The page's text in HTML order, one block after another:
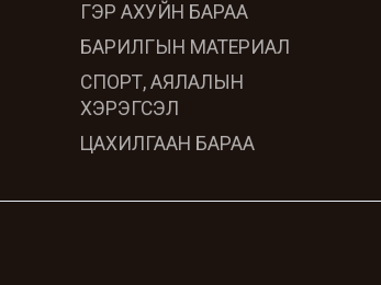
ГЭР АХУЙН БАРАА
БАРИЛГЫН МАТЕРИАЛ
СПОРТ, АЯЛАЛЫН
ХЭРЭГСЭЛ
ЦАХИЛГААН БАРАА